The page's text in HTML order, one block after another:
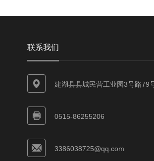
联系我们
建湖县县城民营工业园3号路79
0515-86255206
3386038725@qq.com